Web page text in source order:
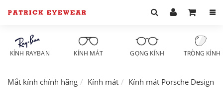
KÍNH RAYBAN KÍNH MÁT GỌNG KÍNH TRÒNG KÍNH
Mắt kính chính hãng Kính mát Kính mát Porsche Design